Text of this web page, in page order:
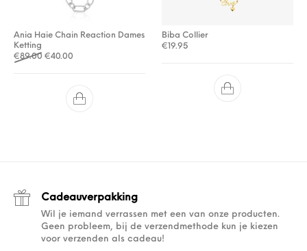
Ania Haie Chain Reaction Dames
Ketting
€89.00 Oorspronkelijke prijs was: €89.00.
€40.00
Biba Collier
€ 19.95
Cadeauverpakking
Wil je iemand verrassen met een van onze producten.
Geen probleem, bij de verzendmethode kun je kiezen
voor verzenden als cadeau!